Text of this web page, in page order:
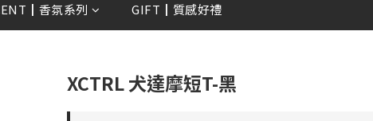
香氛系列 GIFT┃質感好禮
XCTRL 犬達摩短T-黑